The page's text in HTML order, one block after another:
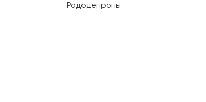
Рододенроны